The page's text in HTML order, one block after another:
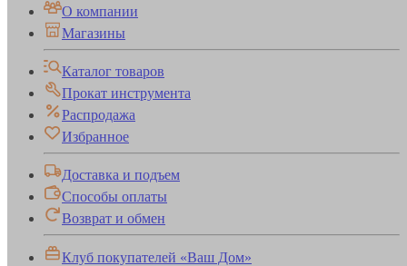
О компании
Магазины
Каталог товаров
Прокат инструмента
Распродажа
Избранное
Доставка и подъем
Способы оплаты
Возврат и обмен
Клуб покупателей «Ваш Дом»